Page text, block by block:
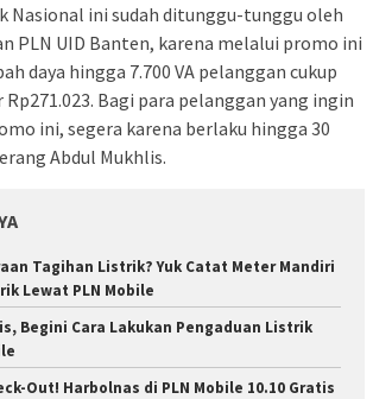
Nasional ini sudah ditunggu-tunggu oleh
PLN UID Banten, karena melalui promo ini
daya hingga 7.700 VA pelanggan cukup
Bagi para pelanggan yang ingin
ini, segera karena berlaku hingga 30
Abdul Mukhlis.
Tagihan Listrik? Yuk Catat Meter Mandiri
Lewat PLN Mobile
Begini Cara Lakukan Pengaduan Listrik
Out! Harbolnas di PLN Mobile 10.10 Gratis